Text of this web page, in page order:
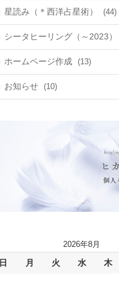
(1)
(1)
(22)
(11)
(7)
(4)
(1)
(7)
(11)
(10)
(15)
星読み（＊西洋占星術） (44)
(11)
(8)
シータヒーリング（～2023）
(14)
(18)
ホームページ作成 (13)
お知らせ (10)
2026年8月
日 月 火 水 木